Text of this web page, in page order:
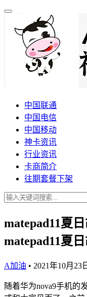
中国联通
中国电信
中国移动
神卡资讯
行业资讯
卡商简介
往期套餐下架
matepad11夏
matepad11夏
A加油 • 2021年10月23
随着华为nova9手机的